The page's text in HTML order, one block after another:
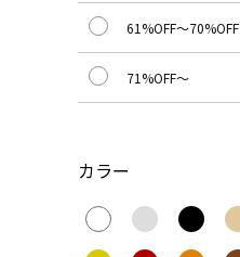
61%OFF～70%OFF
71%OFF～
カラー